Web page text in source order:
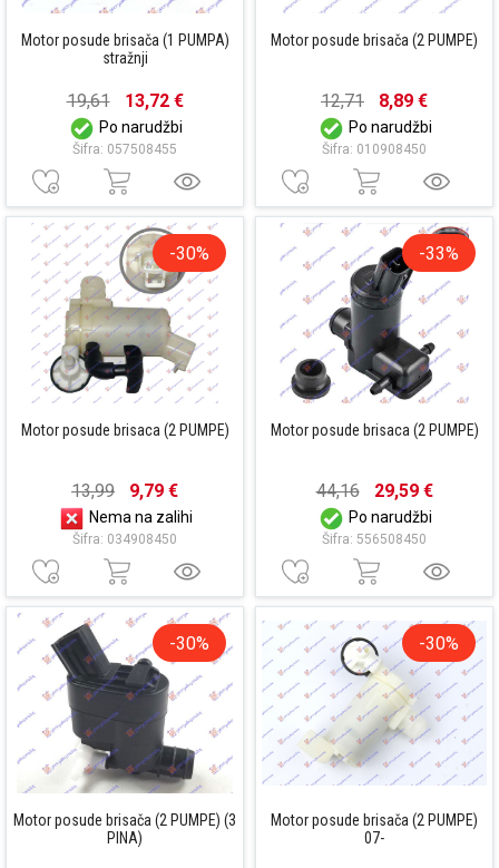
Motor posude brisača (1 PUMPA)
stražnji
19,61 13,72 €
Po narudžbi
Šifra: 057508455
Motor posude brisača (2 PUMPE)
12,71 8,89 €
Po narudžbi
Šifra: 010908450
-30%
Motor posude brisaca (2 PUMPE)
13,99 9,79 €
Nema na zalihi
Šifra: 034908450
-33%
Motor posude brisaca (2 PUMPE)
44,16 29,59 €
Po narudžbi
Šifra: 556508450
-30%
Motor posude brisača (2 PUMPE) (3
PINA)
-30%
Motor posude brisača (2 PUMPE)
07-